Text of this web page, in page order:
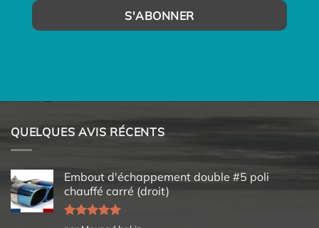
QUELQUES AVIS RÉCENTS
Embout d'échappement double #5 poli
chauffé carré (droit)